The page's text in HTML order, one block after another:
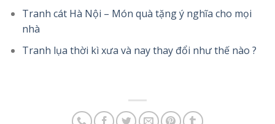
Tranh cát Hà Nội – Món quà tặng ý nghĩa cho mọi
nhà
Tranh lụa thời kì xưa và nay thay đổi như thế nào ?